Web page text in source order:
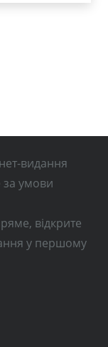
видання
умови
відкрите
у першому